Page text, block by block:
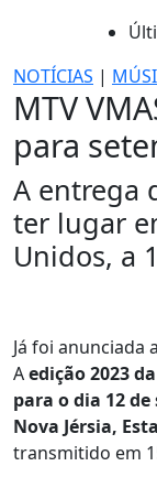
NOTÍCIAS |
MTV
para
A entrega
ter lugar
Unidos, a
Já foi anunciada
Aedição 2023
para o dia 12
Nova Jérsia,
transmitido em